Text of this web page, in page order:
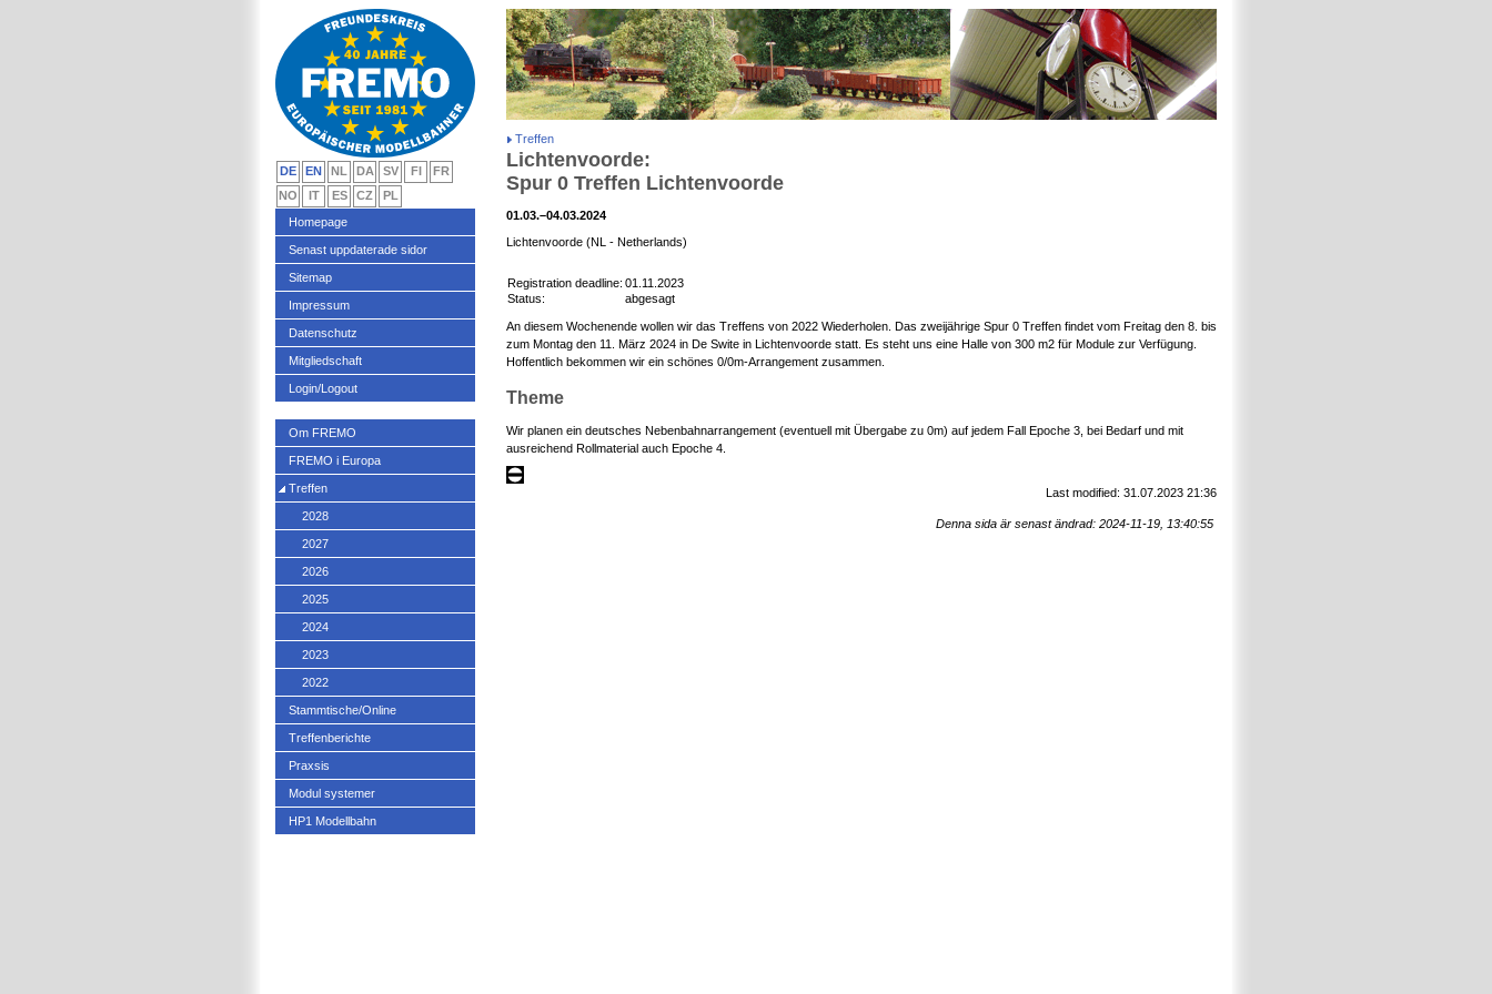
Treffen
Lichtenvoorde:
Spur 0 Treffen Lichtenvoorde
01.03.–04.03.2024
Lichtenvoorde (NL - Netherlands)
Registration deadline: 01.11.2023
Status:
abgesagt
An diesem Wochenende wollen wir das Treffens von 2022 Wiederholen. Das zweijährige Spur 0 Treffen findet vom Freitag den 8. bis
zum Montag den 11. März 2024 in De Swite in Lichtenvoorde statt. Es steht uns eine Halle von 300 m2 für Module zur Verfügung.
Hoffentlich bekommen wir ein schönes 0/0m-Arrangement zusammen.
Theme
Wir planen ein deutsches Nebenbahnarrangement (eventuell mit Übergabe zu 0m) auf jedem Fall Epoche 3, bei Bedarf und mit
ausreichend Rollmaterial auch Epoche 4.
Last modified: 31.07.2023 21:36
Denna sida är senast ändrad: 2024-11-19, 13:40:55
DE EN NL DA SV FI
FR
NO
IT ES CZ
PL
Homepage
Senast uppdaterade sidor
Sitemap
Impressum
Datenschutz
Mitgliedschaft
Login/Logout
Om FREMO
FREMO i Europa
Treffen
2028
2027
2026
2025
2024
2023
2022
Stammtische/Online
Treffenberichte
Praxsis
Modul systemer
HP1 Modellbahn